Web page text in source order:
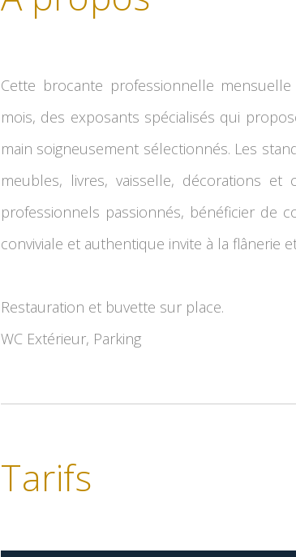
Cette brocante professionnelle
mois, des exposants spécialisés qui
main soigneusement sélectionnés. Les
meubles, livres, vaisselle, décorations et
professionnels passionnés, bénéficier de
conviviale et authentique invite à la flânerie
Restauration et buvette sur place.
WC Extérieur, Parking
Tarifs